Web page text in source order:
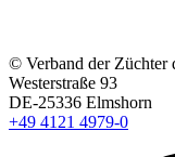
© Verband der Züchter
Westerstraße 93
DE-25336 Elmshorn
+49 4121 4979-0